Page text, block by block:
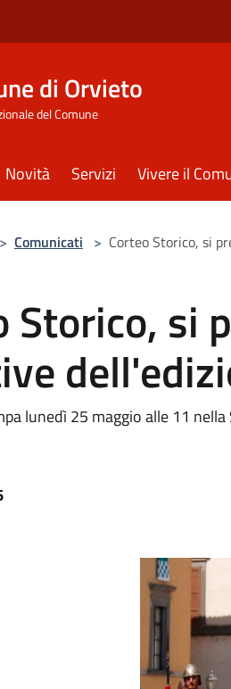
di Orvieto
del Comune
Novità Servizi Vivere il
> Comunicati > Corteo Storico, si
Storico, si
lunedì 25 maggio alle 11